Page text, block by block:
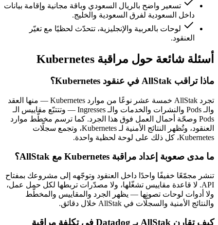
تسعير واضح بالريال السعودي وباقة مجانية وإقامة بيانات
داخل السعودية لفرق السعودية والخليج.
لوحات بالعربية والإنجليزية، تتحدّث لحظيًا مع تغيّر
العنقود.
أسئلة شائعة حول مراقبة Kubernetes
ماذا تراقب AllStak في عنقود Kubernetes؟
تجرد AllStak خمسة عشر نوعًا من موارد Kubernetes — منها العقد
والـ Pods والنشرات والخدمات والـ Ingresses — وتتتبّع مقاييس الـ
Pods وصحّة أحمال العمل فوق هذا الجرد. كما ترسم مخطّط موارد
العنقود، وتُظهر النتائج الأمنية لـ Kubernetes، وتجمع سجلّات
Kubernetes، كل ذلك على لوحة لحظية واحدة.
ما مدى صعوبة إعداد مراقبة Kubernetes مع AllStak؟
تنشر مجمّعًا خفيفًا واحدًا داخل العنقود وتوجّهه إلى مشروعك بمفتاح
API. لا قاعدة مقاييس تشغّلها، ولا مصدّرات تربطها لكل حمل عمل،
ولا أدوات لوحات تصونها — يظهر الجرد والمقاييس والمخطّط
والنتائج الأمنية والسجلّات في AllStak خلال دقائق.
كيف تقارن AllStak بـ Datadog في تكلفة مراقبة